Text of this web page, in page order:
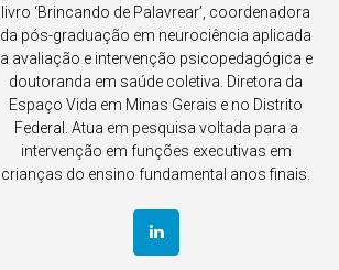
livro ‘Brincando de Palavrear’, coordenadora
da pós-graduação em neurociência aplicada
a avaliação e intervenção psicopedagógica e
doutoranda em saúde coletiva. Diretora da
Espaço Vida em Minas Gerais e no Distrito
Federal. Atua em pesquisa voltada para a
intervenção em funções executivas em
crianças do ensino fundamental anos finais.